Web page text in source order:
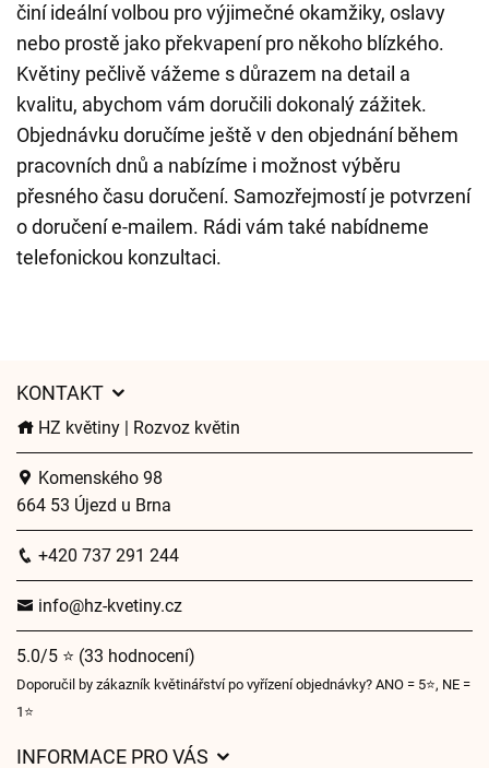
činí ideální volbou pro výjimečné okamžiky, oslavy
nebo prostě jako překvapení pro někoho blízkého.
Květiny pečlivě vážeme s důrazem na detail a
kvalitu, abychom vám doručili dokonalý zážitek.
Objednávku doručíme ještě v den objednání během
pracovních dnů a nabízíme i možnost výběru
přesného času doručení. Samozřejmostí je potvrzení
o doručení e-mailem. Rádi vám také nabídneme
telefonickou konzultaci.
KONTAKT
HZ květiny | Rozvoz květin
Komenského 98
664 53 Újezd u Brna
+420 737 291 244
info@hz-kvetiny.cz
5.0/5 ⭐ (33 hodnocení)
Doporučil by zákazník květinářství po vyřízení objednávky? ANO = 5⭐, NE =
1⭐
INFORMACE PRO VÁS